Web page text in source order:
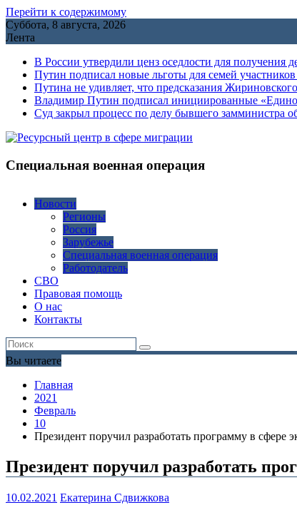
Перейти к содержимому
Суббота, 8 августа, 2026
Лента
В России утвердили ценз оседлости для получения
Путин подписал новые льготы для семей
Путина не удивляет, что предсказания
Владимир Путин подписал инициированные
Cуд закрыл процесс по делу бывшего замминистра
Специальная военная операция
Новости
Регионы
Россия
Зарубежье
Специальная военная операция
Работодатель
СВО
Правовая помощь
О нас
Контакты
Вы читаете
Главная
2021
Февраль
10
Президент поручил разработать программу в сфере
Президент поручил разработать
10.02.2021 Екатерина Сдвижкова